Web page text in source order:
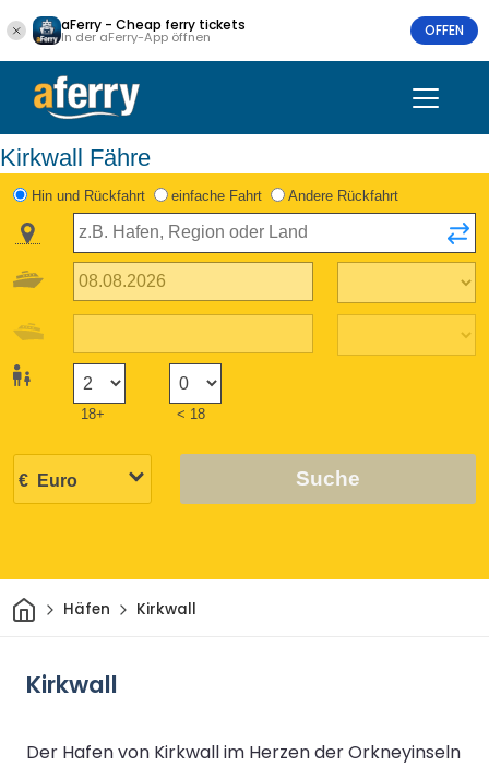
aFerry - Cheap ferry tickets
In der aFerry-App öffnen OFFEN
Kirkwall Fähre
Hin und Rückfahrt einfache Fahrt Andere Rückfahrt
18+ < 18
Suche
HeimHäfen Kirkwall
Kirkwall
Der Hafen von Kirkwall im Herzen der Orkneyinseln